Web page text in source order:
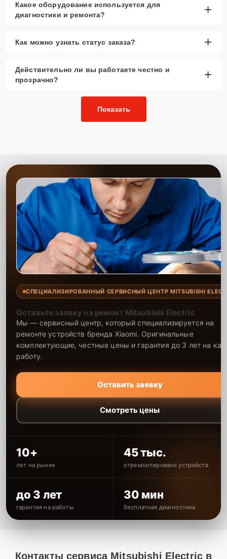
Какое оборудование используется для
диагностики и ремонта?
+
Как можно узнать статус заказа? +
Действительно ли вы работаете честно и
прозрачно?
+
Показать
СПЕЦИАЛИЗИРОВАННЫЙ СЕРВИСНЫЙ ЦЕНТР MITSUBISHI
Оставьте заявку на ремонт Mitsubishi Electric
Мы — сервисный центр, который специализируется на
ремонте устройств бренда Xiaomi. Оригинальные
комплектующие, честные цены и гарантия до 3 лет на
работу.
Оставить заявку
Смотреть цены
10+
лет на рынке
45 тыс.
отремонтировано устройств
до 3 лет
гарантия на работы
30 мин
бесплатная диагностика
Контакты сервиса Mitsubishi Electric в